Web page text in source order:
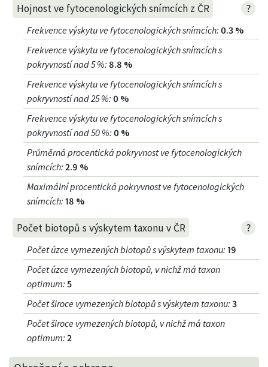
Hojnost ve fytocenologických snímcích z ČR ?
Frekvence výskytu ve fytocenologických snímcích: 0.3 %
Frekvence výskytu ve fytocenologických snímcích s
pokryvností nad 5 %: 8.8 %
Frekvence výskytu ve fytocenologických snímcích s
pokryvností nad 25 %: 0 %
Frekvence výskytu ve fytocenologických snímcích s
pokryvností nad 50 %: 0 %
Průměrná procentická pokryvnost ve fytocenologických
snímcích: 2.9 %
Maximální procentická pokryvnost ve fytocenologických
snímcích: 18 %
Počet biotopů s výskytem taxonu v ČR ?
Počet úzce vymezených biotopů s výskytem taxonu: 19
Počet úzce vymezených biotopů, v nichž má taxon
optimum: 5
Počet široce vymezených biotopů s výskytem taxonu: 3
Počet široce vymezených biotopů, v nichž má taxon
optimum: 2